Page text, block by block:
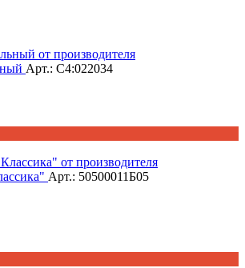
Арт.: С4:022034
Арт.: 50500011Б05